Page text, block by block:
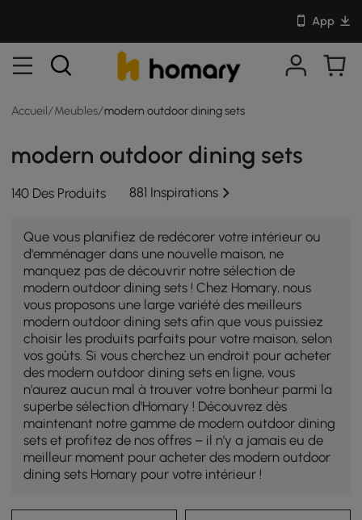
App
Accueil/ Meubles/modern outdoor dining sets
modern outdoor dining sets
140 Des Produits 881 Inspirations
Que vous planifiez de redécorer votre intérieur ou
d'emménager dans une nouvelle maison, ne
manquez pas de découvrir notre sélection de
modern outdoor dining sets ! Chez Homary, nous
vous proposons une large variété des meilleurs
modern outdoor dining sets afin que vous puissiez
choisir les produits parfaits pour votre maison, selon
vos goûts. Si vous cherchez un endroit pour acheter
des modern outdoor dining sets en ligne, vous
n'aurez aucun mal à trouver votre bonheur parmi la
superbe sélection d'Homary ! Découvrez dès
maintenant notre gamme de modern outdoor dining
sets et profitez de nos offres – il n'y a jamais eu de
meilleur moment pour acheter des modern outdoor
dining sets Homary pour votre intérieur !